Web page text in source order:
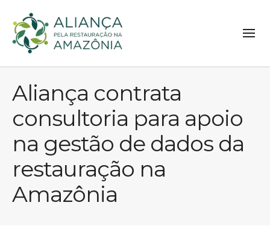
Aliança contrata
consultoria para apoio
na gestão de dados da
restauração na
Amazônia